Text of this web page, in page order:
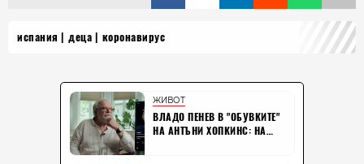
испания деца коронавирус